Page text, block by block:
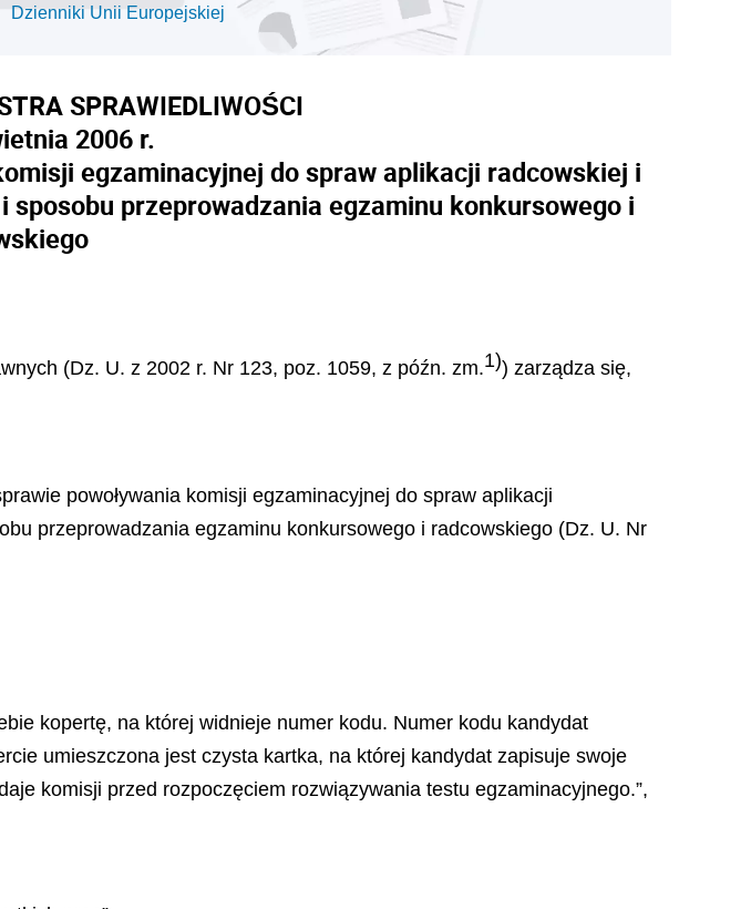
Dzienniki Unii Europejskiej
SPRAWIEDLIWOŚCI
2006 r.
egzaminacyjnej do spraw aplikacji radcowskiej i
sposobu przeprowadzania egzaminu konkursowego i
(Dz. U. z 2002 r. Nr 123, poz. 1059, z późn. zm.1)) zarządza się,
powoływania komisji egzaminacyjnej do spraw aplikacji
przeprowadzania egzaminu konkursowego i radcowskiego (Dz. U. Nr
kopertę, na której widnieje numer kodu. Numer kodu kandydat
umieszczona jest czysta kartka, na której kandydat zapisuje swoje
komisji przed rozpoczęciem rozwiązywania testu egzaminacyjnego.”,